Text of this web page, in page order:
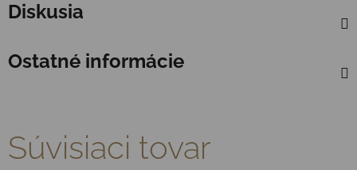
Diskusia
Ostatné informácie
Súvisiaci tovar